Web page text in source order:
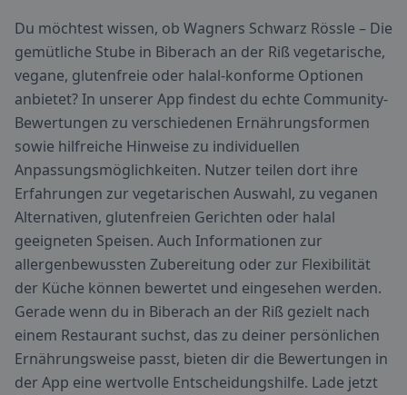
Du möchtest wissen, ob Wagners Schwarz Rössle – Die
gemütliche Stube in Biberach an der Riß vegetarische,
vegane, glutenfreie oder halal-konforme Optionen
anbietet? In unserer App findest du echte Community-
Bewertungen zu verschiedenen Ernährungsformen
sowie hilfreiche Hinweise zu individuellen
Anpassungsmöglichkeiten. Nutzer teilen dort ihre
Erfahrungen zur vegetarischen Auswahl, zu veganen
Alternativen, glutenfreien Gerichten oder halal
geeigneten Speisen. Auch Informationen zur
allergenbewussten Zubereitung oder zur Flexibilität
der Küche können bewertet und eingesehen werden.
Gerade wenn du in Biberach an der Riß gezielt nach
einem Restaurant suchst, das zu deiner persönlichen
Ernährungsweise passt, bieten dir die Bewertungen in
der App eine wertvolle Entscheidungshilfe. Lade jetzt